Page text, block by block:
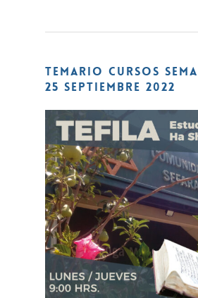
TEMARIO CURSOS
25 septiembre 2022